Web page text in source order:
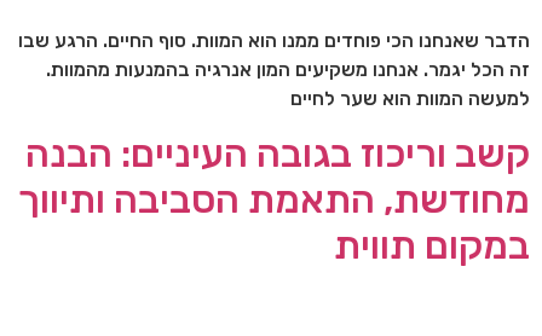
הדבר שאנחנו הכי פוחדים ממנו הוא המוות. סוף החיים. הרגע שבו
זה הכל יגמר. אנחנו משקיעים המון אנרגיה בהמנעות מהמוות.
למעשה המוות הוא שער לחיים
קשב וריכוז בגובה העיניים: הבנה
מחודשת, התאמת הסביבה ותיווך
במקום תווית​